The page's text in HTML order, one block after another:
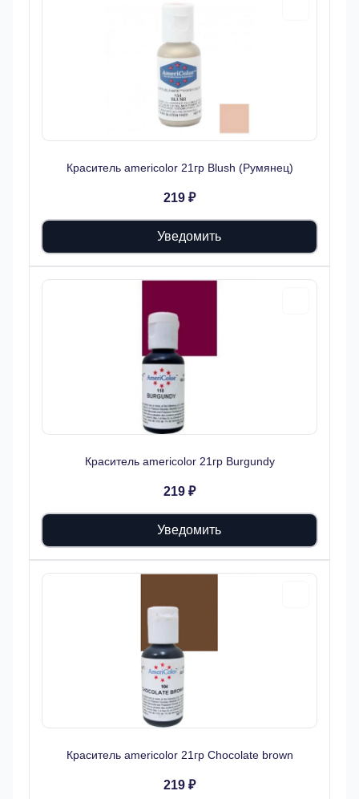
Краситель americolor 21гр Blush (Румянец)
219 ₽
Уведомить
Краситель americolor 21гр Burgundy
219 ₽
Уведомить
Краситель americolor 21гр Chocolate brown
219 ₽